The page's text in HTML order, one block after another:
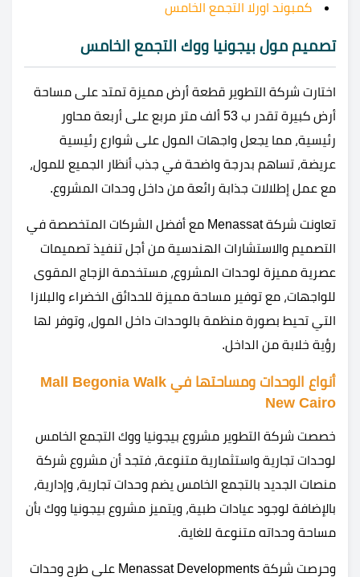
كمبوند اورلا التجمع الخامس
تصميم مول بيجونيا ووك التجمع الخامس
اختارت شركة التطوير قطعة أرض مميزة تمتد على مساحة
أرض كبيرة تقدر ب 53 ألف متر مربع على أربعة محاور
رئيسية، مما يجعل واجهات المول على شوارع رئيسية
عريضة، تساهم بدرجة واضحة في جذب أنظار الجميع للمول،
مع عمل إطلالات جذابة رائعة من داخل وحدات المشروع.
تعاونت شركة Menassat مع أفضل الشركات المتخصصة في
التصميم والاستشارات الهندسية من أجل تنفيذ تصميمات
عصرية مميزة لوحدات المشروع، مستخدمة الزجاج المقوى
للواجهات، مع توفير مساحة مميزة للحدائق الخضراء والبلازا
التي تحيط بصورة منظمة بالوحدات داخل المول، وتوفر لها
رؤية خلابة من الداخل.
أنواع الوحدات ومساحتها في Mall Begonia Walk
New Cairo
خصصت شركة التطوير مشروع بيجونيا ووك التجمع الخامس
لوحدات تجارية واستثمارية متنوعة، فتجد أن مشروع شركة
منصات الجديد بالتجمع الخامس يضم وحدات تجارية، وإدارية،
بالإضافة لوجود عيادات طبية، ويتميز مشروع بيجونيا ووك بأن
مساحة وحداته متنوعة للغاية.
وحرصت شركة Menassat Developments على طرح وحدات